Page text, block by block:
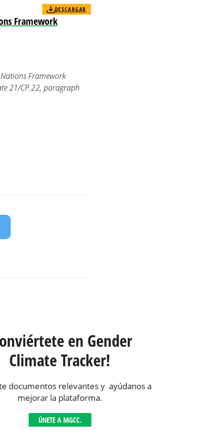
Framework
DESCARGAR
Framework
21/CP.22, paragraph
en Gender
Climate Tracker!
documentos relevantes y ayúdanos a
mejorar la plataforma.
ÚNETE A MGCC.